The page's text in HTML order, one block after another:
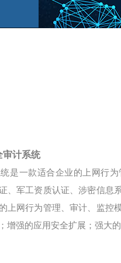
审计系统
统是一款适合企业的上网行
、军工资质认证、涉密信息
上网行为管理、审计、监控
增强的应用安全扩展；强大